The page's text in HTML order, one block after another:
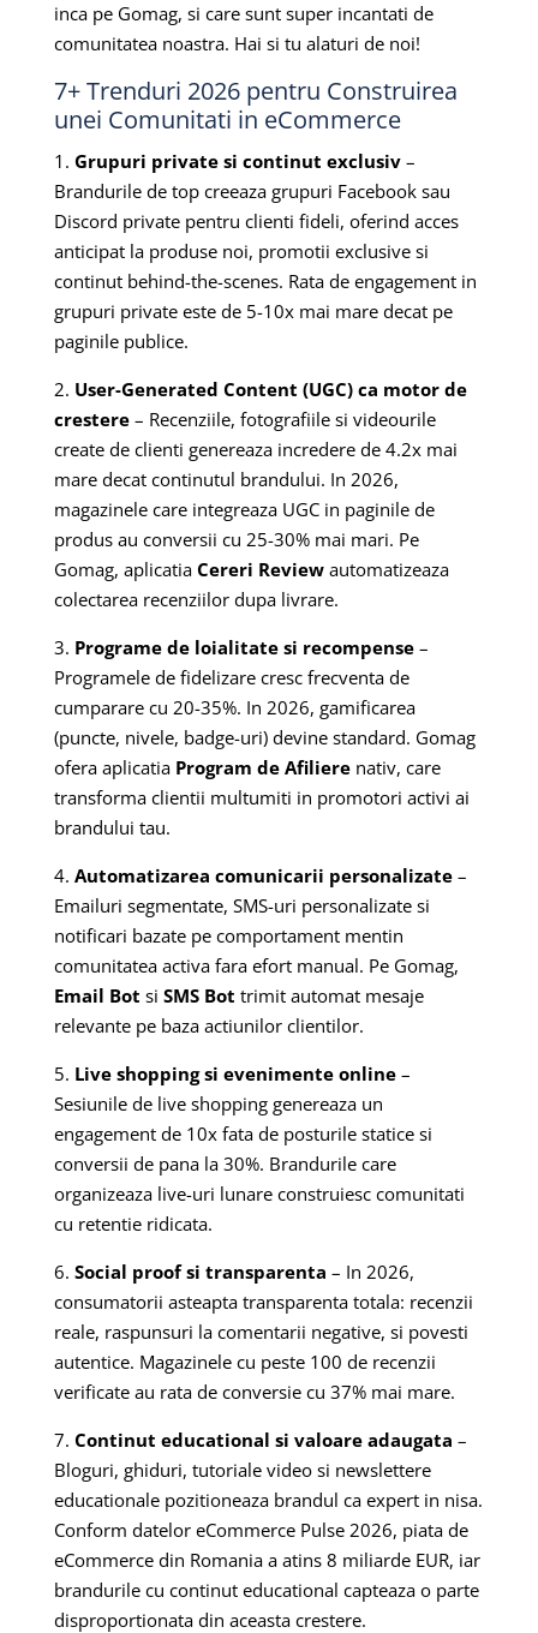
inca pe Gomag, si care sunt super incantati de
comunitatea noastra. Hai si tu alaturi de noi!
7+ Trenduri 2026 pentru Construirea
unei Comunitati in eCommerce
1. Grupuri private si continut exclusiv–
Brandurile de top creeaza grupuri Facebook sau
Discord private pentru clienti fideli, oferind acces
anticipat la produse noi, promotii exclusive si
continut behind-the-scenes. Rata de engagement in
grupuri private este de 5-10x mai mare decat pe
paginile publice.
2. User-Generated Content (UGC) ca motor de
crestere– Recenziile, fotografiile si videourile
create de clienti genereaza incredere de 4.2x mai
mare decat continutul brandului. In 2026,
magazinele care integreaza UGC in paginile de
produs au conversii cu 25-30% mai mari. Pe
Gomag, aplicatia Cereri Reviewautomatizeaza
colectarea recenziilor dupa livrare.
3. Programe de loialitate si recompense–
Programele de fidelizare cresc frecventa de
cumparare cu 20-35%. In 2026, gamificarea
(puncte, nivele, badge-uri) devine standard. Gomag
ofera aplicatia Program de Afilierenativ, care
transforma clientii multumiti in promotori activi ai
brandului tau.
4. Automatizarea comunicarii personalizate–
Emailuri segmentate, SMS-uri personalizate si
notificari bazate pe comportament mentin
comunitatea activa fara efort manual. Pe Gomag,
Email Bot si SMS Bot trimit automat mesaje
relevante pe baza actiunilor clientilor.
5. Live shopping si evenimente online–
Sesiunile de live shopping genereaza un
engagement de 10x fata de posturile statice si
conversii de pana la 30%. Brandurile care
organizeaza live-uri lunare construiesc comunitati
cu retentie ridicata.
6. Social proof si transparenta – In 2026,
consumatorii asteapta transparenta totala: recenzii
reale, raspunsuri la comentarii negative, si povesti
autentice. Magazinele cu peste 100 de recenzii
verificate au rata de conversie cu 37% mai mare.
7. Continut educational si valoare adaugata –
Bloguri, ghiduri, tutoriale video si newslettere
educationale pozitioneaza brandul ca expert in nisa.
Conform datelor eCommerce Pulse 2026, piata de
eCommerce din Romania a atins 8 miliarde EUR, iar
brandurile cu continut educational capteaza o parte
disproportionata din aceasta crestere.